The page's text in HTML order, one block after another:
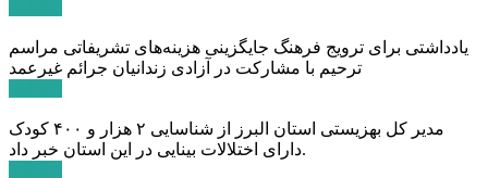
یادداشتی برای ترویج فرهنگ جایگزینی هزینه‌های تشریفاتی مراسم
ترحیم با مشارکت در آزادی زندانیان جرائم غیرعمد
مدیر کل بهزیستی استان البرز از شناسایی ۲ هزار و ۴۰۰ کودک
دارای اختلالات بینایی در این استان خبر داد.